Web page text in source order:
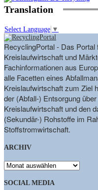
Translation
Select Language ▼
RecyclingPortal - Das
Kreislaufwirtschaft und
Fachinformationen aus
alle Facetten eines
Kreislaufwirtschaft zum Ziel
der (Abfall-) Entsorgung
Kreislaufwirtschaft und den
(Sekundär-) Rohstoffe im
Stoffstromwirtschaft.
ARCHIV
ARCHIV
SOCIAL MEDIA